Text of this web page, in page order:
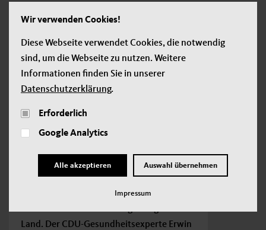
Wer Impfpflicht sagt, muss auch
Impfregister sagen
Brauchen wir eine allgemeine Impfpflicht?
Land. Der CDU-Gesundheitsexperte Erwin
Wir verwenden Cookies!
Diese Webseite verwendet Cookies, die notwendig
sind, um die Webseite zu nutzen. Weitere
Informationen finden Sie in unserer
Datenschutzerklärung.
Erforderlich
Google Analytics
Alle akzeptieren Auswahl übernehmen
Impressum